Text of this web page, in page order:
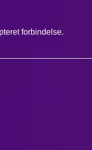
forbindelse.